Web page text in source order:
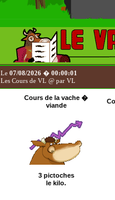
Le 07/08/2026 � 00:00:01
Les Cours de VL @ par VL
Cours de la vache �
viande
3 pictoches
le kilo.